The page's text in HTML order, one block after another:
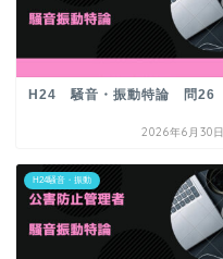
H24 騒音・振動特論 問26
2026年6月30日
H24騒音・振動